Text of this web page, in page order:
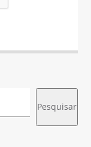
Pesquisar